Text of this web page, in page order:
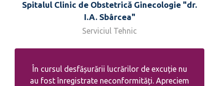
Spitalul Clinic de Obstetrică Ginecologie "dr.
I.A. Sbârcea"
Serviciul Tehnic
În cursul desfășurării lucrărilor de excuție nu
au fost înregistrate neconformități. Apreciem